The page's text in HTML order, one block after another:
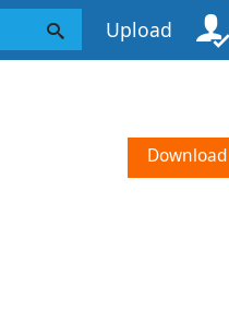
Upload
Download